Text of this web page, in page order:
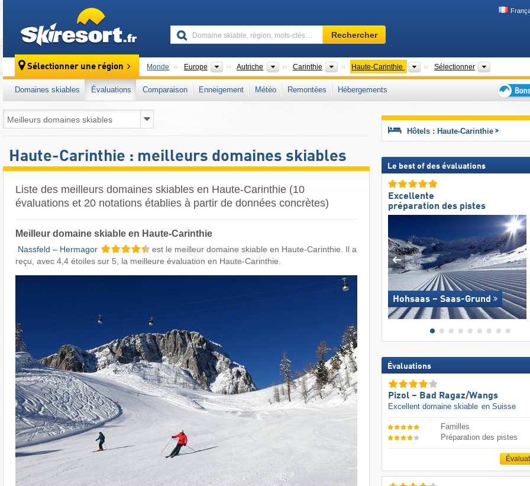
Domaine
skiable,
mots-
clés…
Rechercher
Sélectionner une région Monde Europe Continents
Autriche PaysCarinthie États fédérés (Bundesländer)
Haute-Carinthie Grandes régions
Sélectionner Régions
Domaines skiables Évaluations Comparaison Enneigement Météo Remontées
Hébergements
plans
séjour
Haute-Carinthie : meilleurs domaines skiables
Liste des meilleurs domaines skiables en Haute-Carinthie (10
évaluations et 20 notations établies à partir de données concrètes)
Meilleur domaine skiable en Haute-Carinthie
Nassfeld – Hermagor
est le meilleur domaine skiable en Haute-Carinthie. Il a
reçu, avec 4,4 étoiles sur 5, la meilleure évaluation en Haute-Carinthie.
Hôtels : Haute-Carinthie
Le best of des évaluations
Excellente
préparation des pistes
Hohsaas – Saas-Grund
Évaluations
Pizol – Bad Ragaz/​Wangs
Excellent domaine skiable en Suisse
Familles
Préparation des pistes